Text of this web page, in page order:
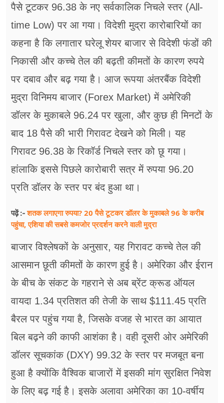
पैसे टूटकर 96.38 के नए सर्वकालिक निचले स्तर (All-
time Low) पर आ गया। विदेशी मुद्रा कारोबारियों का
कहना है कि लगातार घरेलू शेयर बाजार से विदेशी फंडों की
निकासी और कच्चे तेल की बढ़ती कीमतों के कारण रुपये
पर दबाव और बढ़ गया है। आज रूपया अंतरबैंक विदेशी
मुद्रा विनिमय बाजार (Forex Market) में अमेरिकी
डॉलर के मुकाबले 96.24 पर खुला, और कुछ ही मिनटों के
बाद 18 पैसे की भारी गिरावट देखने को मिली। यह
गिरावट 96.38 के रिकॉर्ड निचले स्तर को छू गया।
हांलाकि इससे पिछले कारोबारी सत्र में रुपया 96.20
प्रति डॉलर के स्तर पर बंद हुआ था।
पढ़ें :-शतक लगाएगा रुपया? 20 पैसे टूटकर डॉलर के मुकाबले 96 के करीब
पहुंचा, एशिया की सबसे कमजोर प्रदर्शन करने वाली मुद्रा
बाजार विश्लेषकों के अनुसार, यह गिरावट कच्चे तेल की
आसमान छूती कीमतों के कारण हुई है। अमेरिका और ईरान
के बीच के संकट के गहराने से अब ब्रेंट क्रूड ऑयल
वायदा 1.34 प्रतिशत की तेजी के साथ $111.45 प्रति
बैरल पर पहुंच गया है, जिसके वजह से भारत का आयात
बिल बढ़ने की काफी आशंका है। वही दूसरी ओर अमेरिकी
डॉलर सूचकांक (DXY) 99.32 के स्तर पर मजबूत बना
हुआ है क्योंकि वैश्विक बाजारों में इसकी मांग सुरक्षित निवेश
के लिए बढ़ गई है। इसके अलावा अमेरिका का 10-वर्षीय